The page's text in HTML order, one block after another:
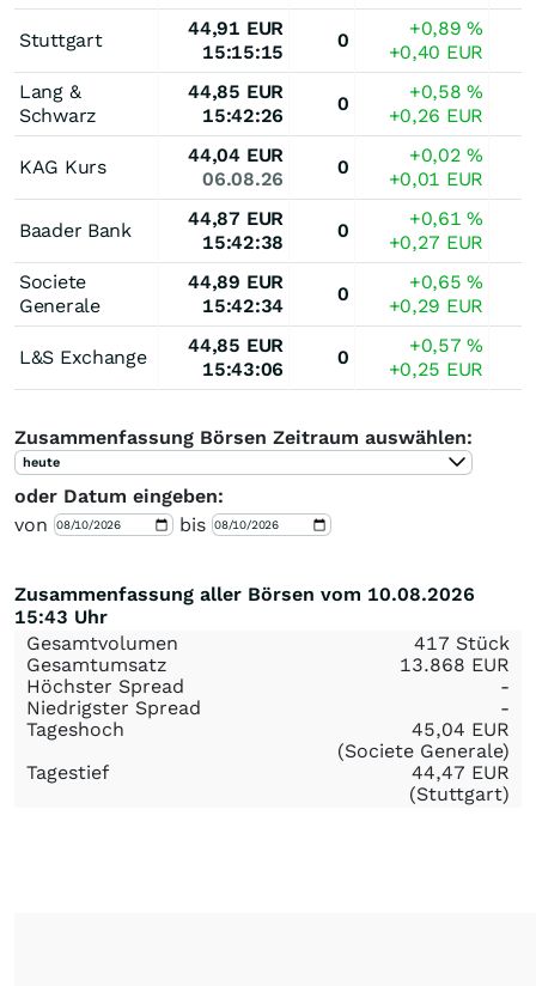
Stuttgart
44,91 EUR
15:15:15
0
+0,89%
+0,40 EUR
Lang &
Schwarz
44,85 EUR
15:42:26
0
+0,58%
+0,26 EUR
KAG Kurs
44,04 EUR
06.08.26
0
+0,02%
+0,01 EUR
Baader Bank
44,87 EUR
15:42:38
0
+0,61%
+0,27 EUR
Societe
Generale
44,89 EUR
15:42:34
0
+0,65%
+0,29 EUR
L&S Exchange
44,85 EUR
15:43:06
0
+0,57%
+0,25 EUR
Zusammenfassung Börsen Zeitraum auswählen:
heute
oder Datum eingeben:
von
bis
Zusammenfassung aller Börsen vom 10.08.2026
15:43 Uhr
Gesamtvolumen
417 Stück
Gesamtumsatz
13.868 EUR
Höchster Spread
-
Niedrigster Spread
-
Tageshoch
45,04 EUR
(Societe Generale)
Tagestief
44,47 EUR
(Stuttgart)